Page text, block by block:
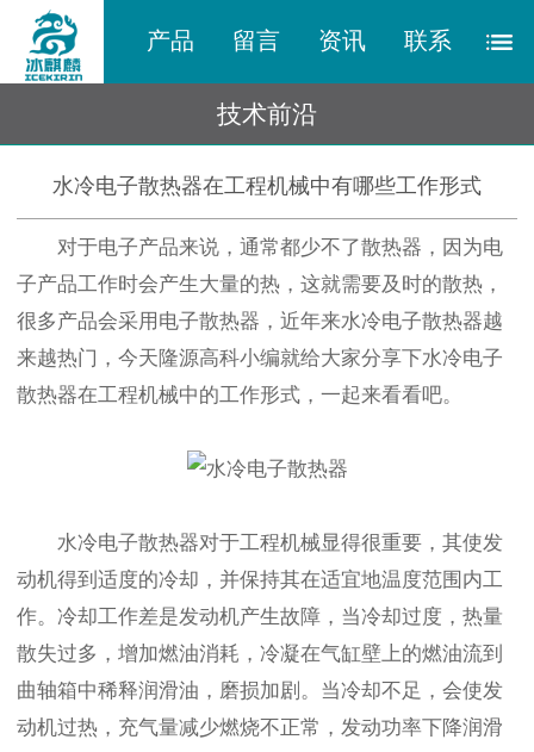
产品 留言 资讯 联系
技术前沿
水冷电子散热器在工程机械中有哪些工作形式
对于电子产品来说，通常都少不了散热器，因为电
子产品工作时会产生大量的热，这就需要及时的散热，
很多产品会采用电子散热器，近年来水冷电子散热器越
来越热门，今天隆源高科小编就给大家分享下水冷电子
散热器在工程机械中的工作形式，一起来看看吧。
水冷电子散热器对于工程机械显得很重要，其使发
动机得到适度的冷却，并保持其在适宜地温度范围内工
作。冷却工作差是发动机产生故障，当冷却过度，热量
散失过多，增加燃油消耗，冷凝在气缸壁上的燃油流到
曲轴箱中稀释润滑油，磨损加剧。当冷却不足，会使发
动机过热，充气量减少燃烧不正常，发动功率下降润滑